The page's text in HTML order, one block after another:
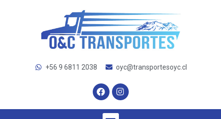
+56 9 6811 2038 oyc@transportesoyc.cl